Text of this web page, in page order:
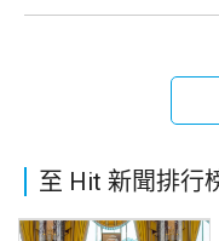
至 Hit 新聞排行